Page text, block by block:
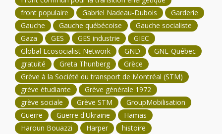
front populaire
Gabriel Nadeau-Dubois
Garderie
Gauche
Gauche québécoise
Gauche socialiste
Gaza
GES GES industrie
GIEC
Global Ecosocialist Network
GND
GNL-Québec
gratuité
Greta Thunberg
Grèce
Grève à la Société du transport de Montréal (STM)
grève étudiante
Grève générale 1972
grève sociale
Grève STM
GroupMobilisation
Guerre
Guerre d'Ukraine
Hamas
Haroun Bouazzi
Harper
histoire